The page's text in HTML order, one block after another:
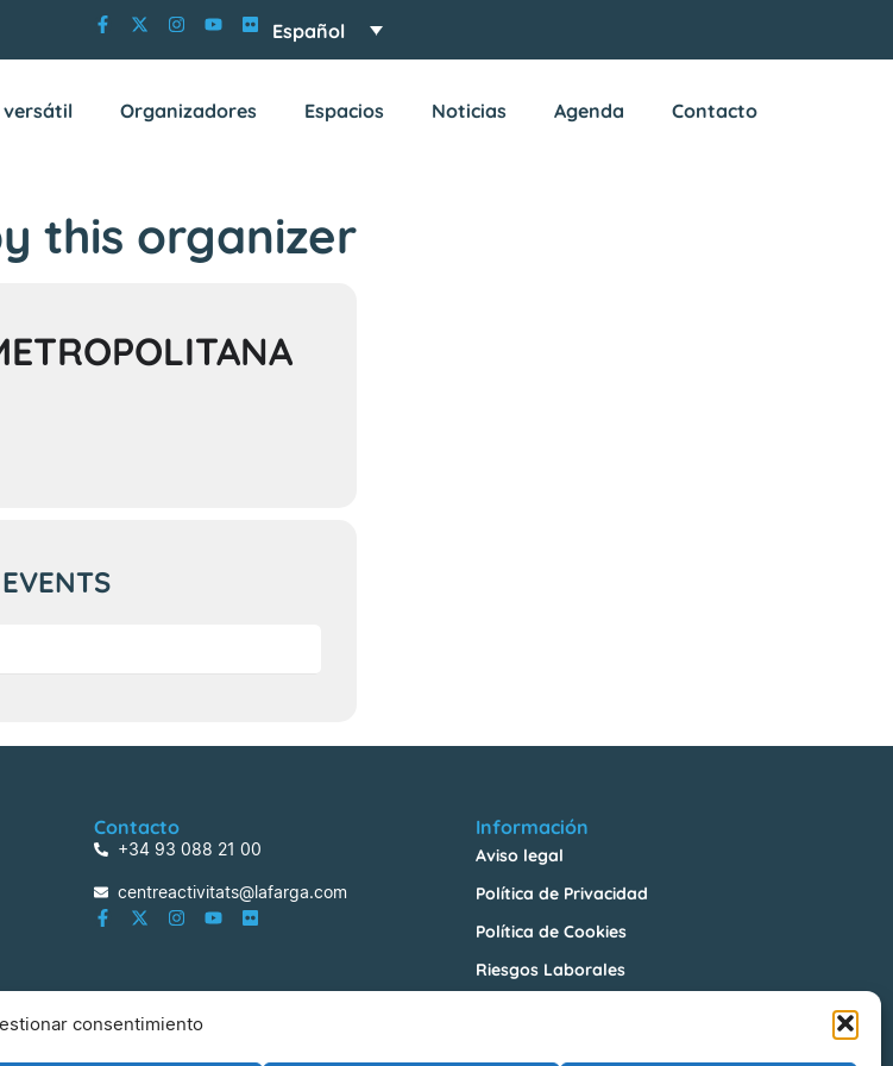
consentimiento
Español
versátil Organizadores Espacios Noticias Agenda Contacto
this organizer
Contacto
+34 93 088 21 00
centreactivitats@lafarga.com
Información
Aviso legal
Política de Privacidad
Política de Cookies
Riesgos Laborales
La Farga Gestió d’Equipaments Municipals, SA